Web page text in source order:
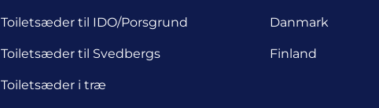
Toiletsæder til IDO/Porsgrund
Toiletsæder til Svedbergs
Toiletsæder i træ
Danmark
Finland